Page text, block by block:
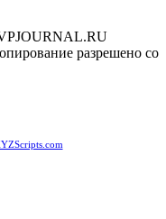
разрешено со